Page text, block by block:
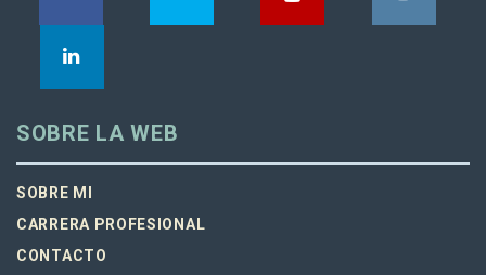
SOBRE LA WEB
SOBRE MI
CARRERA PROFESIONAL
CONTACTO